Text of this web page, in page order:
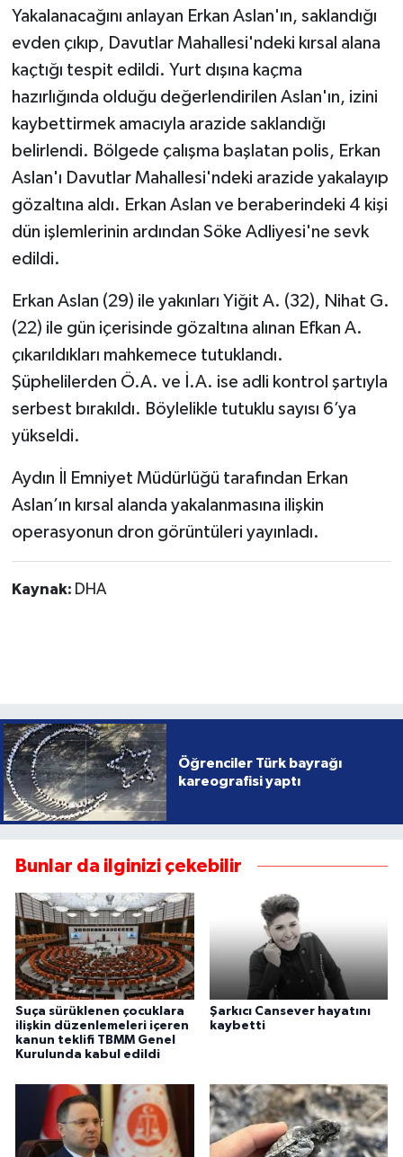
Yakalanacağını anlayan Erkan Aslan'ın, saklandığı
evden çıkıp, Davutlar Mahallesi'ndeki kırsal alana
kaçtığı tespit edildi. Yurt dışına kaçma
hazırlığında olduğu değerlendirilen Aslan'ın, izini
kaybettirmek amacıyla arazide saklandığı
belirlendi. Bölgede çalışma başlatan polis, Erkan
Aslan'ı Davutlar Mahallesi'ndeki arazide yakalayıp
gözaltına aldı. Erkan Aslan ve beraberindeki 4 kişi
dün işlemlerinin ardından Söke Adliyesi'ne sevk
edildi.
Erkan Aslan (29) ile yakınları Yiğit A. (32), Nihat G.
(22) ile gün içerisinde gözaltına alınan Efkan A.
çıkarıldıkları mahkemece tutuklandı.
Şüphelilerden Ö.A. ve İ.A. ise adli kontrol şartıyla
serbest bırakıldı. Böylelikle tutuklu sayısı 6’ya
yükseldi.
Aydın İl Emniyet Müdürlüğü tarafından Erkan
Aslan’ın kırsal alanda yakalanmasına ilişkin
operasyonun dron görüntüleri yayınladı.
Kaynak: DHA
Öğrenciler Türk bayrağı
kareografisi yaptı
Bunlar da ilginizi çekebilir
Suça sürüklenen çocuklara
ilişkin düzenlemeleri içeren
kanun teklifi TBMM Genel
Kurulunda kabul edildi
Şarkıcı Cansever hayatını
kaybetti